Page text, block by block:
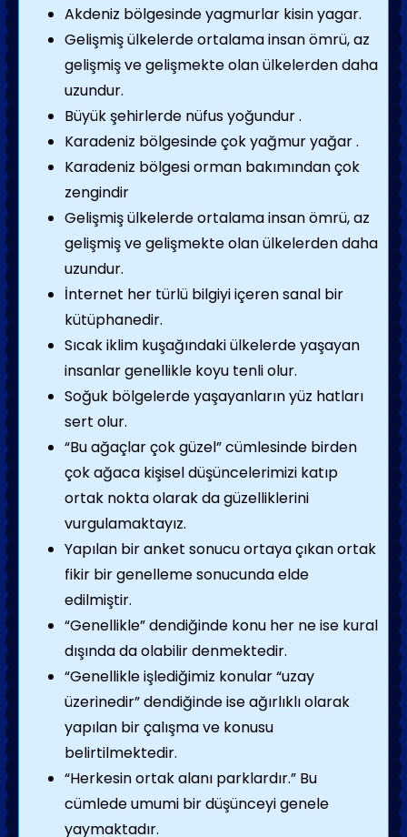
Akdeniz bölgesinde yagmurlar kisin yagar.
Gelişmiş ülkelerde ortalama insan ömrü, az
gelişmiş ve gelişmekte olan ülkelerden daha
uzundur.
Büyük şehirlerde nüfus yoğundur .
Karadeniz bölgesinde çok yağmur yağar .
Karadeniz bölgesi orman bakımından çok
zengindir
Gelişmiş ülkelerde ortalama insan ömrü, az
gelişmiş ve gelişmekte olan ülkelerden daha
uzundur.
İnternet her türlü bilgiyi içeren sanal bir
kütüphanedir.
Sıcak iklim kuşağındaki ülkelerde yaşayan
insanlar genellikle koyu tenli olur.
Soğuk bölgelerde yaşayanların yüz hatları
sert olur.
“Bu ağaçlar çok güzel” cümlesinde birden
çok ağaca kişisel düşüncelerimizi katıp
ortak nokta olarak da güzelliklerini
vurgulamaktayız.
Yapılan bir anket sonucu ortaya çıkan ortak
fikir bir genelleme sonucunda elde
edilmiştir.
“Genellikle” dendiğinde konu her ne ise kural
dışında da olabilir denmektedir.
“Genellikle işlediğimiz konular “uzay
üzerinedir” dendiğinde ise ağırlıklı olarak
yapılan bir çalışma ve konusu
belirtilmektedir.
“Herkesin ortak alanı parklardır.” Bu
cümlede umumi bir düşünceyi genele
yaymaktadır.